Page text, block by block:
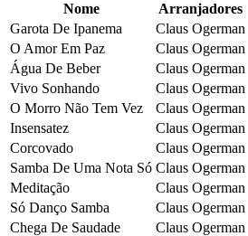
Nome
Arranjadores
Garota De Ipanema
Claus Ogerman
O Amor Em Paz
Claus Ogerman
Água De Beber
Claus Ogerman
Vivo Sonhando
Claus Ogerman
O Morro Não Tem Vez
Claus Ogerman
Insensatez
Claus Ogerman
Corcovado
Claus Ogerman
Samba De Uma Nota Só Claus Ogerman
Meditação
Claus Ogerman
Só Danço Samba
Claus Ogerman
Chega De Saudade
Claus Ogerman